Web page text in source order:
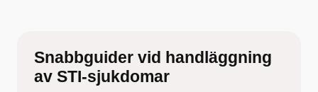
Snabbguider vid handläggning
av STI-sjukdomar